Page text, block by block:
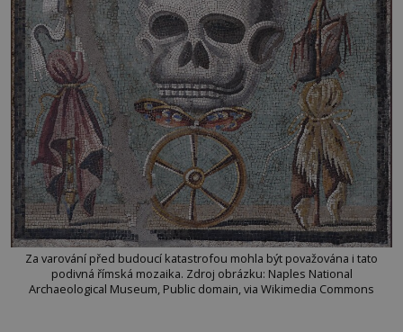
Za varování před budoucí katastrofou mohla být považována i tato
podivná římská mozaika. Zdroj obrázku: Naples National
Archaeological Museum, Public domain, via Wikimedia Commons